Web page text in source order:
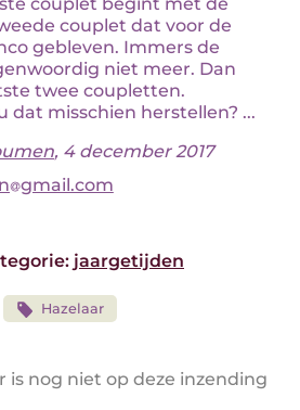
couplet dat voor de
gebleven. Immers de
niet meer. Dan
twee coupletten.
dat misschien herstellen? ...
, 4 december 2017
gmail.com
jaargetijden
Hazelaar
is nog niet op deze inzending